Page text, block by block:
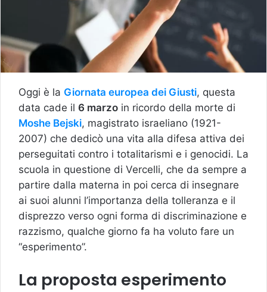
Oggi è la Giornata europea dei Giusti, questa
data cade il 6 marzo in ricordo della morte di
Moshe Bejski, magistrato israeliano (1921-
2007) che dedicò una vita alla difesa attiva dei
perseguitati contro i totalitarismi e i genocidi. La
scuola in questione di Vercelli, che da sempre a
partire dalla materna in poi cerca di insegnare
ai suoi alunni l’importanza della tolleranza e il
disprezzo verso ogni forma di discriminazione e
razzismo, qualche giorno fa ha voluto fare un
“esperimento”.
La proposta esperimento